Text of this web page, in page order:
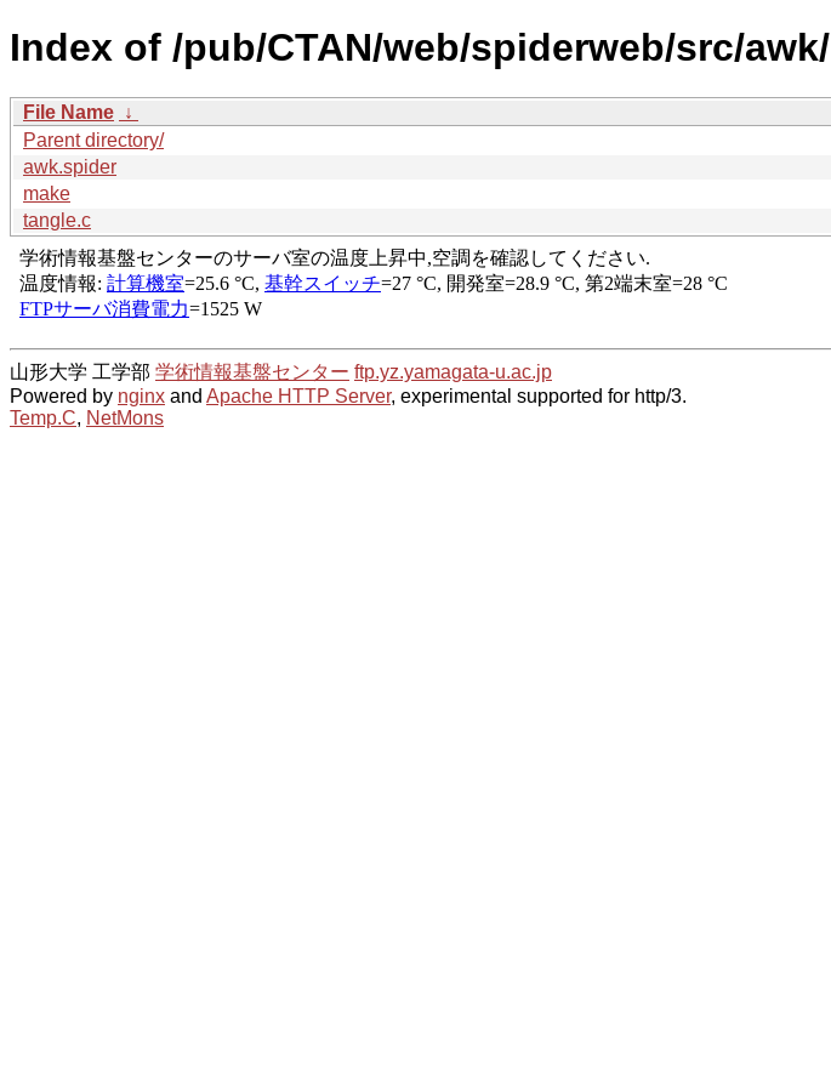
Index of /pub/CTAN/web/spiderweb/src/awk/
File Name ↓
Parent directory/
awk.spider
make
tangle.c
山形大学 工学部 学術情報基盤センター ftp.yz.yamagata-u.ac.jp
Powered by nginx and Apache HTTP Server, experimental supported for http/3.
Temp.C, NetMons